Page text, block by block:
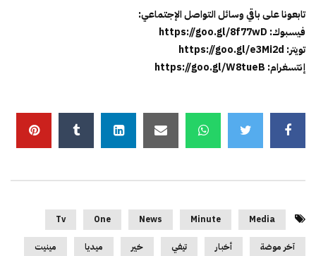
تابعونا على باقي وسائل التواصل الإجتماعي:
فيسبوك: https://goo.gl/8f77wD
تويتر: https://goo.gl/e3Mi2d
إنتسغرام: https://goo.gl/W8tueB
Media
Minute
News
One
Tv
آخر موضة أخبار تيفي خير ميديا مينيت